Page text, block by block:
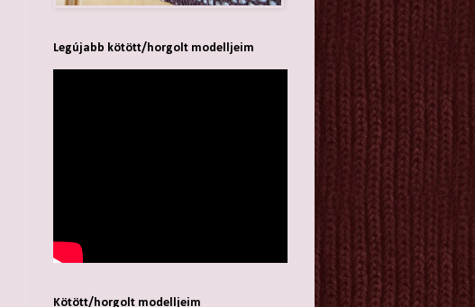
Legújabb kötött/horgolt modelljeim
Kötött/horgolt modelljeim